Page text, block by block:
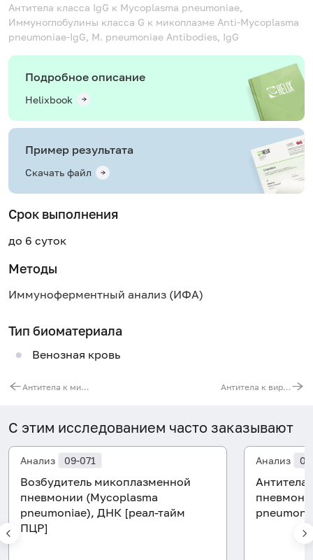
Антитела класса IgG к Mycoplasma pneumoniae,
Иммуноглобулины класса G к микоплазме Anti-Mycoplasma
pneumoniae-IgG, M. pneumoniae Antibodies, IgG
Подробное описание
Helixbook
Пример результата
Скачать файл
Срок выполнения
до 6 суток
Методы
Иммуноферментный анализ (ИФА)
Тип биоматериала
Венозная кровь
Антитела к микоплазме пневмониа (Mycoplasma pneumoniae, IgA) Антитела к вирусу герпеса (HHV 6, IgG)
С этим исследованием часто заказывают
Анализ 09-071
Возбудитель микоплазменной
пневмонии (Mycoplasma
pneumoniae), ДНК [реал-тайм
ПЦР]
Анализ
Антитела